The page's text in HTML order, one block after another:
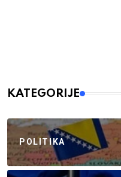
KATEGORIJE
POLITIKA